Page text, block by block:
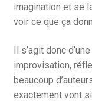
imagination et se
voir ce que ça
Il s’agit donc
improvisation,
beaucoup
exactement vont